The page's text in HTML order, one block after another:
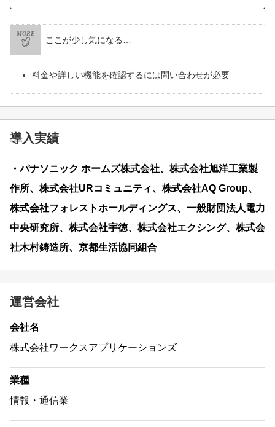
MORE
ここが少し気になる…
料金や詳しい機能を確認するには問い合わせが必要
導入実績
・パナソニック ホームズ株式会社、株式会社旭洋工業製
作所、株式会社URコミュニティ、株式会社AQ Group、
株式会社フォレストホールディングス、一般財団法人電力
中央研究所、株式会社宇徳、株式会社エクシング、株式会
社木村鋳造所、京都生活協同組合
運営会社
会社名
株式会社ワークスアプリケーションズ
業種
情報・通信業